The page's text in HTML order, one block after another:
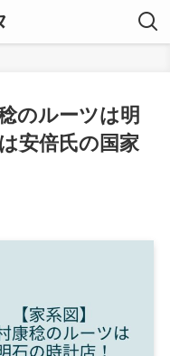
のルーツは明
安倍氏の国家